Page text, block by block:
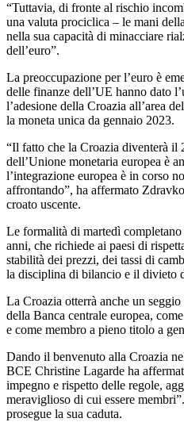
“Tuttavia, di fronte al rischio
una valuta prociclica – le mani
nella sua capacità di minacciare
dell’euro”.
La preoccupazione per l’euro è
delle finanze dell’UE hanno dato
l’adesione della Croazia all’area
la moneta unica da gennaio 2023.
“Il fatto che la Croazia diventerà il
dell’Unione monetaria europea è
l’integrazione europea è in corso
affrontando”, ha affermato
croato uscente.
Le formalità di martedì
anni, che richiede ai paesi di
stabilità dei prezzi, dei tassi di
la disciplina di bilancio e il divieto
La Croazia otterrà anche un
della Banca centrale europea,
e come membro a pieno titolo a
Dando il benvenuto alla Croazia
BCE Christine Lagarde ha
impegno e rispetto delle regole,
meraviglioso di cui essere
prosegue la sua caduta.